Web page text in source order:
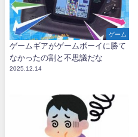
ゲーム
ゲームギアがゲームボーイに勝て
なかったの割と不思議だな
2025.12.14